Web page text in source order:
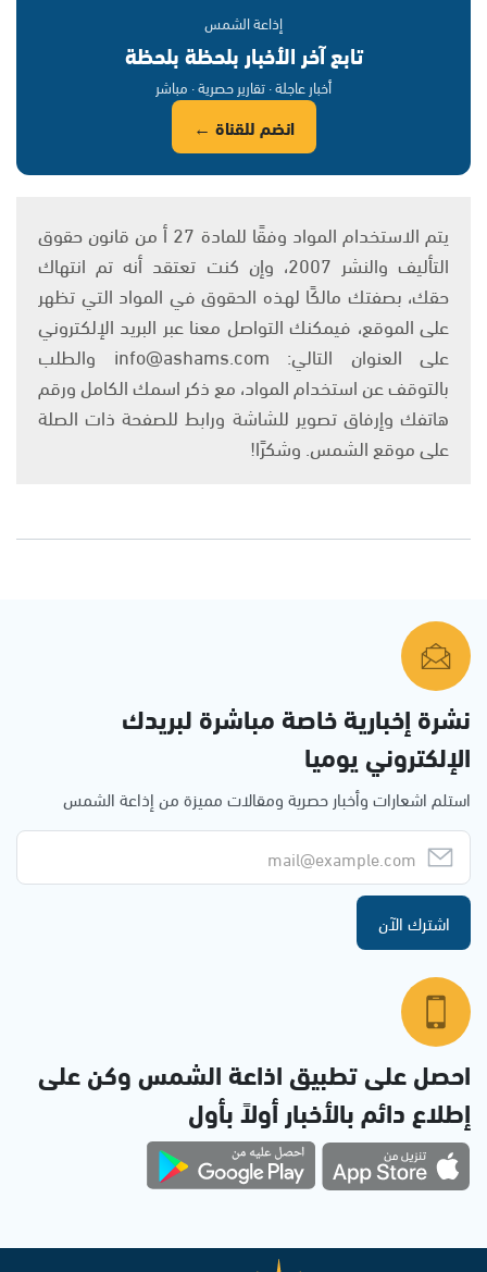
إذاعة الشمس
تابع آخر الأخبار بلحظة بلحظة
أخبار عاجلة · تقارير حصرية · مباشر
انضم للقناة ←
يتم الاستخدام المواد وفقًا للمادة 27 أ من قانون حقوق
التأليف والنشر 2007، وإن كنت تعتقد أنه تم انتهاك
حقك، بصفتك مالكًا لهذه الحقوق في المواد التي تظهر
على الموقع، فيمكنك التواصل معنا عبر البريد الإلكتروني
على العنوان التالي: info@ashams.com والطلب
بالتوقف عن استخدام المواد، مع ذكر اسمك الكامل ورقم
هاتفك وإرفاق تصوير للشاشة ورابط للصفحة ذات الصلة
على موقع الشمس. وشكرًا!
نشرة إخبارية خاصة مباشرة لبريدك
الإلكتروني يوميا
استلم اشعارات وأخبار حصرية ومقالات مميزة من إذاعة الشمس
اشترك الآن
احصل على تطبيق اذاعة الشمس وكن على
إطلاع دائم بالأخبار أولاً بأول